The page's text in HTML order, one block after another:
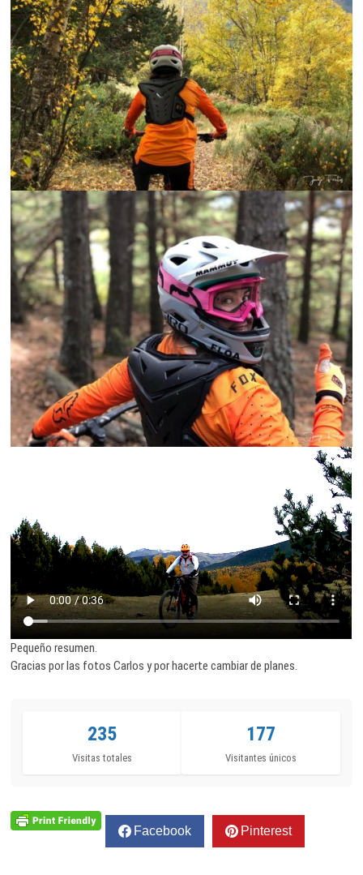
Pequeño resumen.
Gracias por las fotos Carlos y por hacerte cambiar de planes.
235
Visitas totales
177
Visitantes únicos
Facebook Pinterest